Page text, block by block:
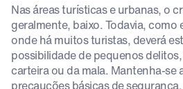
Nas áreas turísticas e urbanas, o
geralmente, baixo. Todavia,
onde há muitos turistas, deverá
possibilidade de pequenos
carteira ou da mala. Mantenha-se
precauções básicas de segurança.